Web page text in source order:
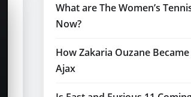
What are The Women’s
Now?
How Zakaria Ouzane
Ajax